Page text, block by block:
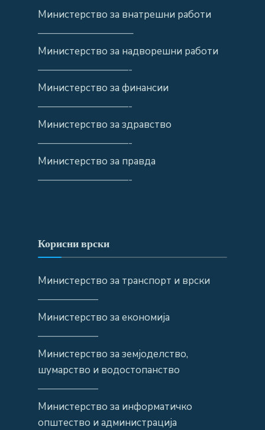
Министерство за внатрешни работи
—————————–
Министерство за надворешни работи
—————————-
Министерство за финансии
—————————-
Министерство за здравство
—————————-
Министерство за правда
—————————-
Корисни врски
Министерство за транспорт и врски
——————
Министерство за економија
——————
Министерство за земјоделство,
шумарство и водостопанство
——————
Министерство за информатичко
општество и администрација